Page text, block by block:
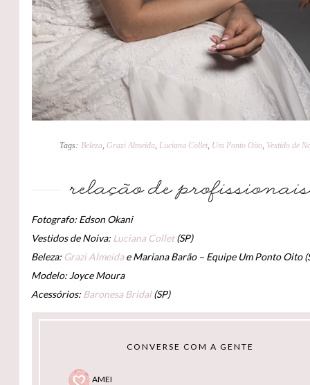
Tags: Beleza Grazi Almeida Luciana Collet Um Ponto Oito Vestido de
Fotografo: Edson Okani
Vestidos de Noiva: Luciana Collet(SP)
Beleza: Grazi Almeidae Mariana Barão – Equipe Um Ponto Oito
Modelo: Joyce Moura
Acessórios: Baronesa Bridal(SP)
CONVERSE COM A GENTE
AMEI